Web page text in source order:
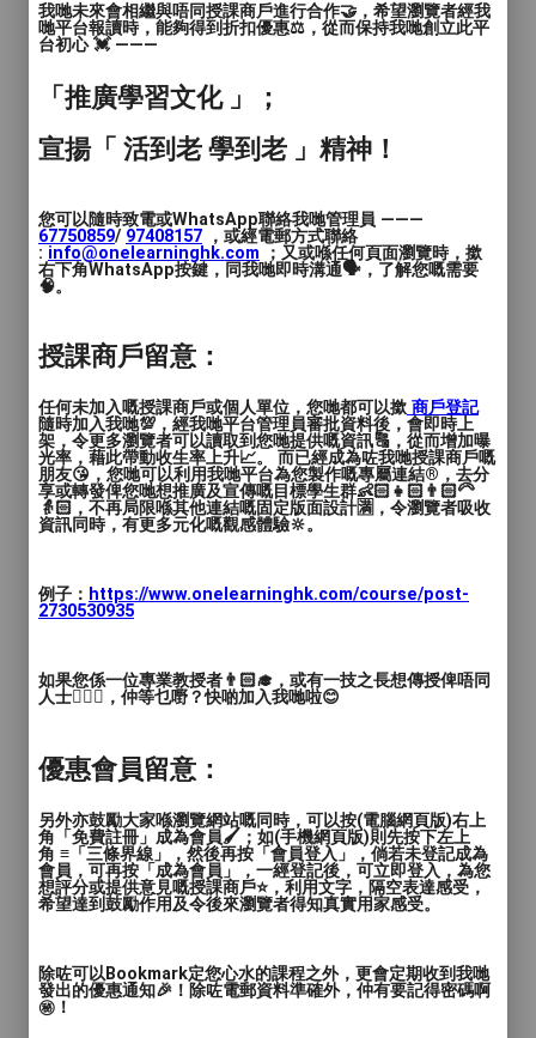
時取消租用者租用資格，並有權不作退款。
其餘請參閱詳情及細則。
🎼🎶🎹🥁🎧🎤
課程及服務包括：
- 古典音樂課程
我哋未來會相繼與唔同授課商戶進行合作🤝，希望瀏覽者經我
哋平台報讀時，能夠得到折扣優惠⚖️，從而保持我哋創立此平
台初心 💓 ———
「推廣學習文化 」；
宣揚「 活到老 學到老 」精神！
您可以隨時致電或WhatsApp聯絡我哋管理員 ———
67750859/ 97408157 ，或經電郵方式聯絡
: info@onelearninghk.com ；又或喺任何頁面瀏覽時，撳
右下角WhatsApp按鍵，同我哋即時溝通🗣️，了解您嘅需要
🧠。
授課商戶留意：
任何未加入嘅授課商戶或個人單位，您哋都可以撳 商戶登記
隨時加入我哋💯，經我哋平台管理員審批資料後，會即時上
架，令更多瀏覽者可以讀取到您哋提供嘅資訊🔠，從而增加曝
光率，藉此帶動收生率上升📈。 而已經成為咗我哋授課商戶嘅
朋友😘，您哋可以利用我哋平台為您製作嘅專屬連結®️，去分
享或轉發俾您哋想推廣及宣傳嘅目標學生群👶🏻👧🏻👨🏻‍🦳
👵🏻，不再局限喺其他連結嘅固定版面設計🈵，令瀏覽者吸收
資訊同時，有更多元化嘅觀感體驗🔆。
例子： https://www.onelearninghk.com/course/post-
2730530935
如果您係一位專業教授者👨🏻‍🎓，或有一技之長想傳授俾唔同
人士🙋🏻‍♂️，仲等乜嘢？快啲加入我哋啦😊
優惠會員留意：
另外亦鼓勵大家喺瀏覽網站嘅同時，可以按(電腦網頁版)右上
角「免費註冊」成為會員🖌️；如(手機網頁版)則先按下左上
角 ≡「三條界線」，然後再按「會員登入」，倘若未登記成為
會員，可再按「成為會員」，一經登記後，可立即登入，為您
想評分或提供意見嘅授課商戶⭐️，利用文字，隔空表達感受，
希望達到鼓勵作用及令後來瀏覽者得知真實用家感受。
除咗可以Bookmark定您心水的課程之外，更會定期收到我哋
發出的優惠通知🎉！除咗電郵資料準確外，仲有要記得密碼啊
㊙️！